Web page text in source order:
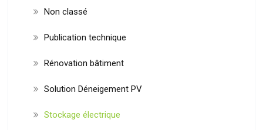
Non classé
Publication technique
Rénovation bâtiment
Solution Déneigement PV
Stockage électrique